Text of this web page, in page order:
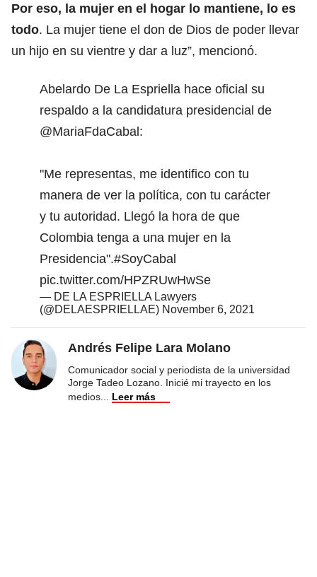
Por eso, la mujer en el hogar lo mantiene, lo es
todo. La mujer tiene el don de Dios de poder llevar
un hijo en su vientre y dar a luz”, mencionó.
Abelardo De La Espriella hace oficial su
respaldo a la candidatura presidencial de
@MariaFdaCabal:
"Me representas, me identifico con tu
manera de ver la política, con tu carácter
y tu autoridad. Llegó la hora de que
Colombia tenga a una mujer en la
Presidencia".#SoyCabal
pic.twitter.com/HPZRUwHwSe
— DE LA ESPRIELLA Lawyers
(@DELAESPRIELLAE) November 6, 2021
Andrés Felipe Lara Molano
Comunicador social y periodista de la universidad
Jorge Tadeo Lozano. Inicié mi trayecto en los
medios
Leer más